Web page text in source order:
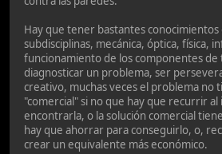
Hay que tener bastantes conocimientos
subdisciplinas, mecánica, óptica, física,
funcionamiento de los componentes
diagnosticar un problema, ser
creativo, muchas veces el problema no
"comercial" si no que hay que recurrir
encontrarla, o la solución comercial
hay que ahorrar para conseguirlo, o,
crear un equivalente más económico.